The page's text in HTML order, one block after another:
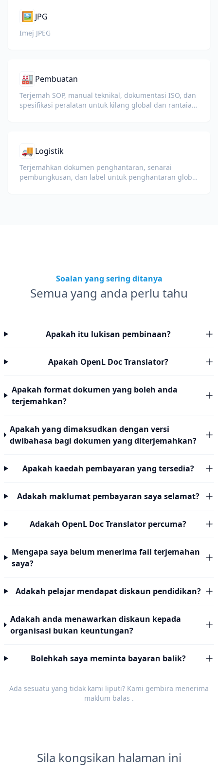
🖼️ JPG
Imej JPEG
🏭 Pembuatan
Terjemah SOP, manual teknikal, dokumentasi ISO, dan
spesifikasi peralatan untuk kilang global dan rantaian
🚚 Logistik
Terjemahkan dokumen penghantaran, senarai
pembungkusan, dan label untuk penghantaran global
Soalan yang sering ditanya
Semua yang anda perlu tahu
Apakah itu lukisan pembinaan?
Apakah OpenL Doc Translator?
Apakah format dokumen yang boleh anda
terjemahkan?
Apakah yang dimaksudkan dengan versi
dwibahasa bagi dokumen yang diterjemahkan?
Apakah kaedah pembayaran yang tersedia?
Adakah maklumat pembayaran saya selamat?
Adakah OpenL Doc Translator percuma?
Mengapa saya belum menerima fail terjemahan
saya?
Adakah pelajar mendapat diskaun pendidikan?
Adakah anda menawarkan diskaun kepada
organisasi bukan keuntungan?
Bolehkah saya meminta bayaran balik?
Ada sesuatu yang tidak kami liputi? Kami gembira menerima
maklum balas .
Sila kongsikan halaman ini